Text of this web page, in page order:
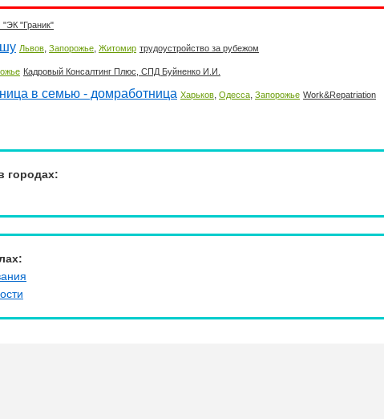
"Граник"
Львов, Запорожье, Житомир трудоустройство за рубежом
Кадровый Консалтинг Плюс, СПД Буйненко И.И.
в семью - домработница Харьков, Одесса, Запорожье Work&Repatriation
городах: